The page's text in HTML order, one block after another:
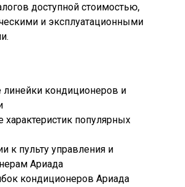
доступной стоимостью,
и эксплуатационными
кондиционеров и
характеристик популярных
к пульту управления и
Ариада
кондиционеров Ариада